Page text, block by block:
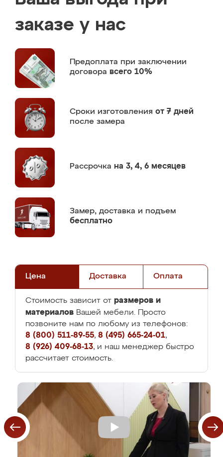
заказе у нас
Предоплата при заключении
договора всего 10%
Сроки изготовления от 7 дней
после замера
Рассрочка на 3, 4, 6 месяцев
Замер, доставка и подъем
бесплатно
Цена Доставка Оплата
Стоимость зависит от размеров и
материалов Вашей мебели. Просто
позвоните нам по любому из телефонов:
8 (800) 511-89-55, 8 (495) 665-24-01,
8 (926) 409-68-13, и наш менеджер быстро
рассчитает стоимость.